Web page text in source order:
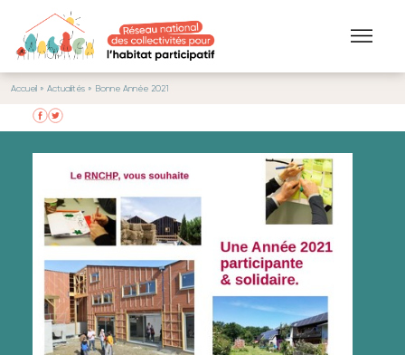
Accueil » Actualités » Bonne Année 2021